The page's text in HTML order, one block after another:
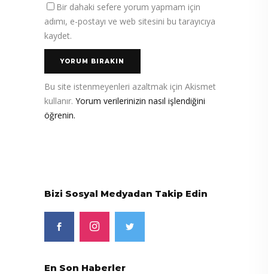
Bir dahaki sefere yorum yapmam için
adımı, e-postayı ve web sitesini bu tarayıcıya
kaydet.
Bu site istenmeyenleri azaltmak için Akismet
kullanır. Yorum verilerinizin nasıl işlendiğini
öğrenin.
Bizi Sosyal Medyadan Takip Edin
En Son Haberler